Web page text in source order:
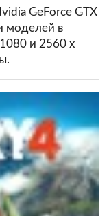
GeForce GTX
моделей в
и 2560 х